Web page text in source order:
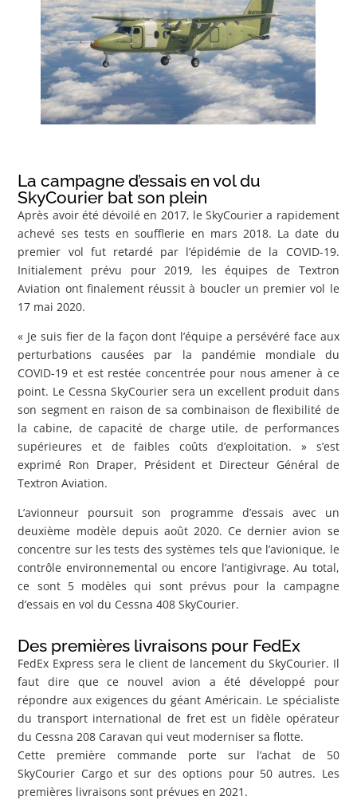
La campagne d’essais en vol du
SkyCourier bat son plein
Après avoir été dévoilé en 2017, le SkyCourier a rapidement
achevé ses tests en soufflerie en mars 2018. La date du
premier vol fut retardé par l’épidémie de la COVID-19.
Initialement prévu pour 2019, les équipes de Textron
Aviation ont finalement réussit à boucler un premier vol le
17 mai 2020.
« Je suis fier de la façon dont l’équipe a persévéré face aux
perturbations causées par la pandémie mondiale du
COVID-19 et est restée concentrée pour nous amener à ce
point. Le Cessna SkyCourier sera un excellent produit dans
son segment en raison de sa combinaison de flexibilité de
la cabine, de capacité de charge utile, de performances
supérieures et de faibles coûts d’exploitation. » s’est
exprimé Ron Draper, Président et Directeur Général de
Textron Aviation.
L’avionneur poursuit son programme d’essais avec un
deuxième modèle depuis août 2020. Ce dernier avion se
concentre sur les tests des systèmes tels que l’avionique, le
contrôle environnemental ou encore l’antigivrage. Au total,
ce sont 5 modèles qui sont prévus pour la campagne
d’essais en vol du Cessna 408 SkyCourier.
Des premières livraisons pour FedEx
FedEx Express sera le client de lancement du SkyCourier. Il
faut dire que ce nouvel avion a été développé pour
répondre aux exigences du géant Américain. Le spécialiste
du transport international de fret est un fidèle opérateur
du Cessna 208 Caravan qui veut moderniser sa flotte.
Cette première commande porte sur l’achat de 50
SkyCourier Cargo et sur des options pour 50 autres. Les
premières livraisons sont prévues en 2021.